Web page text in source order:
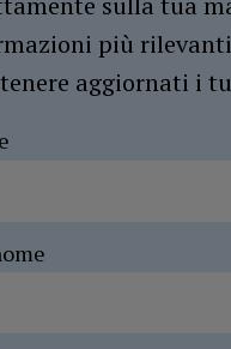
più
aggiornati i